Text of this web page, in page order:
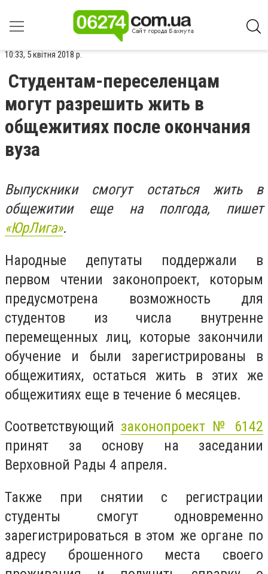
10:33, 5 квітня 2018 р.
Студентам-переселенцам
могут разрешить жить в
общежитиях после окончания
вуза
Выпускники смогут остаться жить в
общежитии еще на полгода, пишет
«ЮрЛига».
Народные депутаты поддержали в
первом чтении законопроект, которым
предусмотрена возможность для
студентов из числа внутренне
перемещенных лиц, которые закончили
обучение и были зарегистрированы в
общежитиях, остаться жить в этих же
общежитиях еще в течение 6 месяцев.
Соответствующий законопроект № 6142
принят за основу на заседании
Верховной Рады 4 апреля.
Также при снятии с регистрации
студенты смогут одновременно
зарегистрироваться в этом же органе по
адресу брошенного места своего